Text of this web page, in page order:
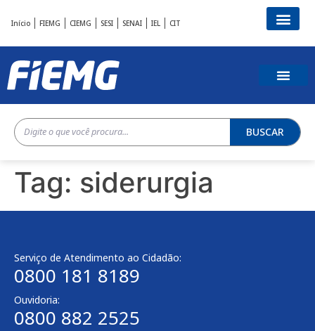
Início FIEMG CIEMG SESI SENAI IEL CIT
BUSCAR
Tag: siderurgia
Serviço de Atendimento ao Cidadão:
0800 181 8189
Ouvidoria:
0800 882 2525